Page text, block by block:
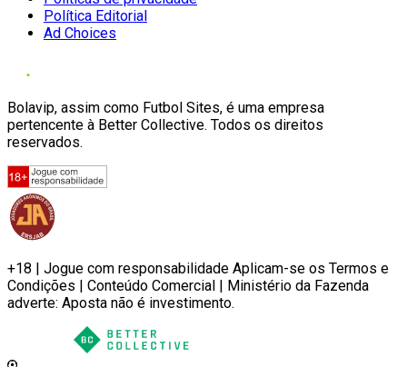
Política Editorial
Ad Choices
Bolavip, assim como Futbol Sites, é uma empresa
pertencente à Better Collective. Todos os direitos
reservados.
+18 | Jogue com responsabilidade Aplicam-se os Termos e
Condições | Conteúdo Comercial | Ministério da Fazenda
adverte: Aposta não é investimento.